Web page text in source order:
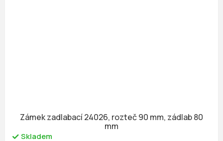
Zámek zadlabací 24026, rozteč 90 mm, zádlab 80
mm
Skladem